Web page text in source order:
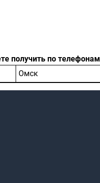
получить по телефонам
Омск